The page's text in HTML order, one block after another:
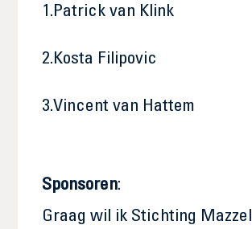
1.Patrick van Klink
2.Kosta Filipovic
3.Vincent van Hattem
Sponsoren:
Graag wil ik Stichting Mazzel